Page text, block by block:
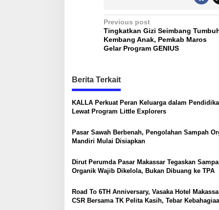
P
o
s
n
a
v
i
g
a
t
i
o
n
Previous post
Tingkatkan Gizi Seimbang
Kembang Anak, Pemkab Maros
Gelar Program GENIUS
Berita Terkait
KALLA Perkuat Peran Keluarga dalam
Lewat Program Little Explorers
Pasar Sawah Berbenah, Pengolahan Sampah
Mandiri Mulai Disiapkan
Dirut Perumda Pasar Makassar Tegaskan
Organik Wajib Dikelola, Bukan Dibuang ke TPA
Road To 6TH Anniversary, Vasaka Hotel
CSR Bersama TK Pelita Kasih, Tebar